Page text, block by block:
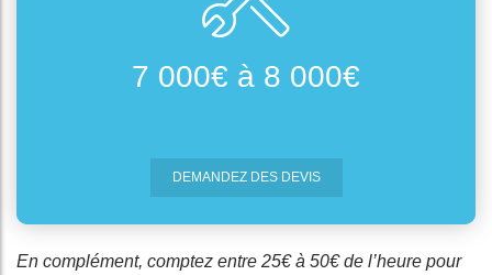
7 000€ à 8 000€
DEMANDEZ DES DEVIS
En complément, comptez entre 25€ à 50€ de l’heure pour